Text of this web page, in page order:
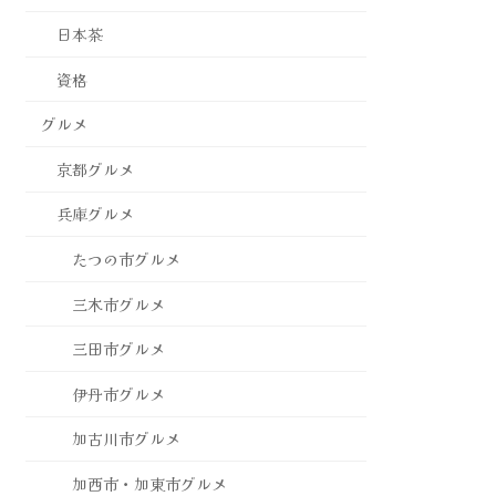
日本茶
資格
グルメ
京都グルメ
兵庫グルメ
たつの市グルメ
三木市グルメ
三田市グルメ
伊丹市グルメ
加古川市グルメ
加西市・加東市グルメ